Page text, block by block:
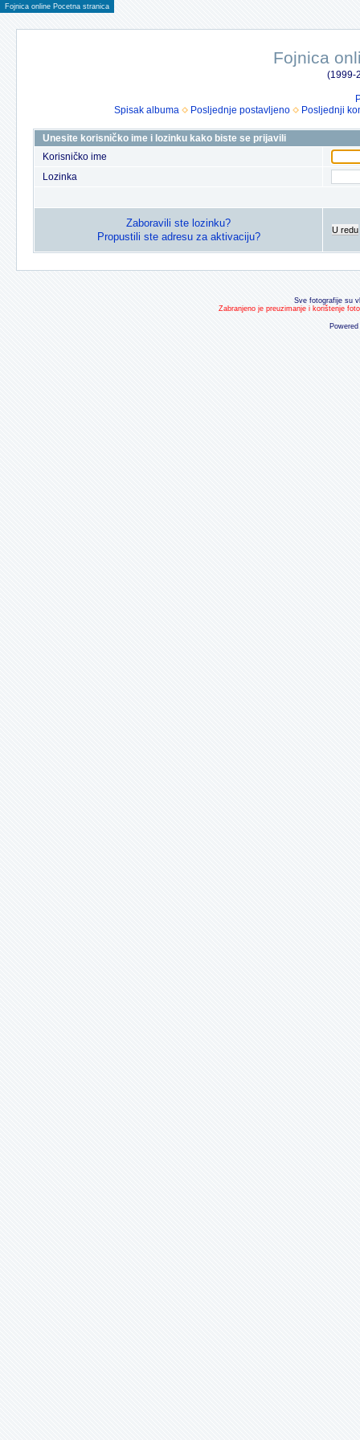
Fojnica online Pocetna stranica
Fojnica
(1999-
Spisak albuma
Posljednje postavljeno Posljednji
Unesite korisničko ime i lozinku kako biste se prijavili
Korisničko ime
Lozinka
Zaboravili ste lozinku?
Propustili ste adresu za aktivaciju?
U redu
Sve fotografije su
Zabranjeno je preuzimanje i korištenje